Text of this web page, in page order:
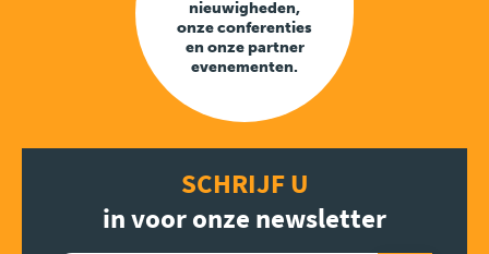
nieuwigheden,
onze conferenties
en onze partner
evenementen.
SCHRIJF U
in voor onze newsletter